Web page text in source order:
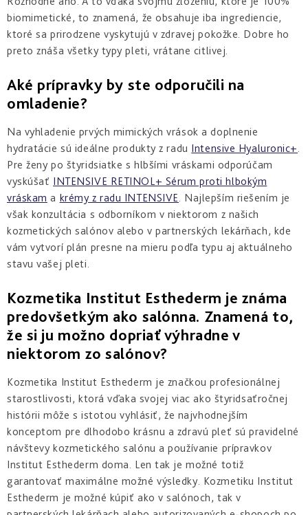
biomimetické, to znamená, že obsahuje iba ingrediencie,
ktoré sa prirodzene vyskytujú v zdravej pokožke. Dobre ho
preto znáša všetky typy pleti, vrátane citlivej.
Aké prípravky by ste odporučili na
omladenie?
Na vyhladenie prvých mimických vrások a doplnenie
hydratácie sú ideálne produkty z radu Intensive Hyaluronic+.
Pre ženy po štyridsiatke s hlbšími vráskami odporúčam
vyskúšať INTENSIVE RETINOL+ Sérum proti hlbokým
vráskam a krémy z radu INTENSIVE. Najlepším riešením je
však konzultácia s odborníkom v niektorom z našich
kozmetických salónov alebo v partnerských lekárňach, kde
vám vytvorí plán presne na mieru podľa typu aj aktuálneho
stavu vašej pleti.
Kozmetika Institut Esthederm je známa
predovšetkým ako salónna. Znamená to,
že si ju možno dopriať výhradne v
niektorom zo salónov?
Kozmetika Institut Esthederm je značkou profesionálnej
starostlivosti, ktorá vďaka svojej viac ako štyridsaťročnej
histórii môže s istotou vyhlásiť, že najvhodnejším
konceptom pre dlhodobo krásnu a zdravú pleť sú pravidelné
návštevy kozmetického salónu a používanie prípravkov
Institut Esthederm doma. Len tak je možné totiž
garantovať maximálne možné výsledky. Kozmetiku Institut
Esthederm je možné kúpiť ako v salónoch, tak v